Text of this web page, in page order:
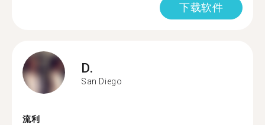
下载软件
D.
San Diego
流利